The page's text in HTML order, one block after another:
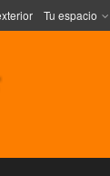
Tu espacio